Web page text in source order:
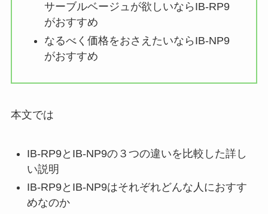
サーブルベージュが欲しいならIB-RP9
がおすすめ
なるべく価格をおさえたいならIB-NP9
がおすすめ
本文では
IB-RP9とIB-NP9の３つの違いを比較した詳し
い説明
IB-RP9とIB-NP9はそれぞれどんな人におすす
めなのか